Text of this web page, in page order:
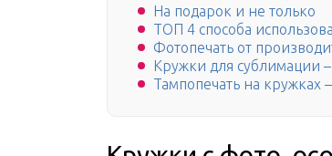
На подарок и не только
ТОП 4 способа
Фотопечать от
Кружки для сублимации
Тампопечать на кружках